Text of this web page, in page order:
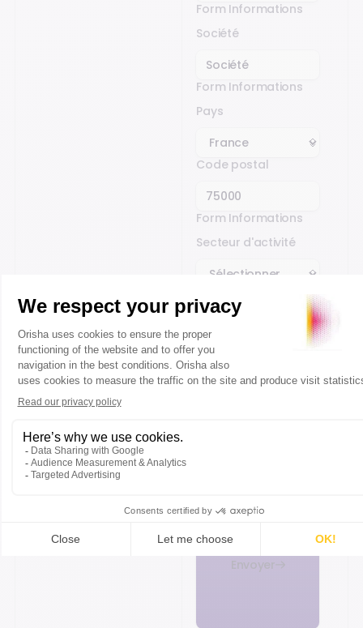
Form Informations
Société
Form Informations
Pays
Code postal
Form Informations
Secteur d'activité
Commentaires
Envoyer